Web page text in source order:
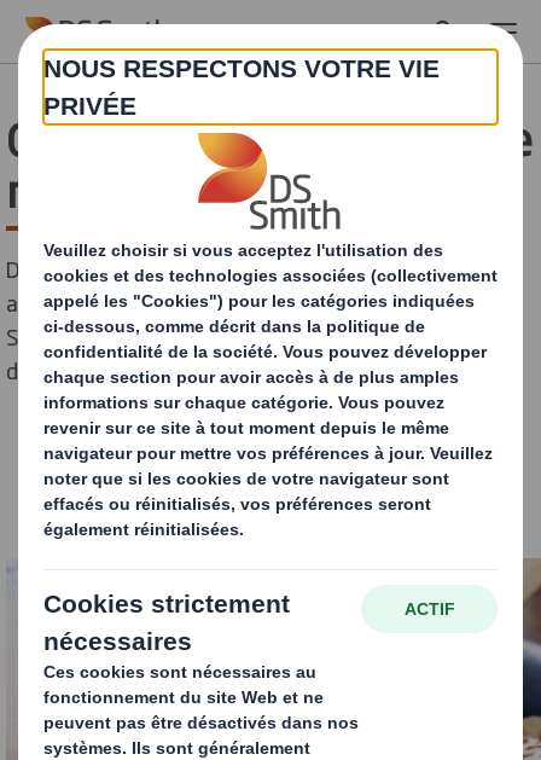
Skip to main content
Qu’est-ce qu’un emballage
réutilisable ?
Découvrez tout sur les emballages réutilisables, une
alternative écologique aux emballages jetables. DS
Smith vous guide dans l'univers des packagings
durables pour réduire votre empreinte carbone.